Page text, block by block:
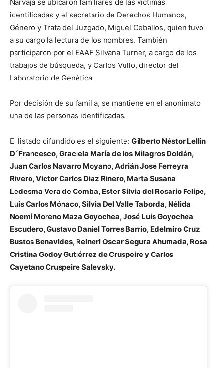
Narvaja se ubicaron familiares de las víctimas
identificadas y el secretario de Derechos Humanos,
Género y Trata del Juzgado, Miguel Ceballos, quien tuvo
a su cargo la lectura de los nombres. También
participaron por el EAAF Silvana Turner, a cargo de los
trabajos de búsqueda, y Carlos Vullo, director del
Laboratorio de Genética.
Por decisión de su familia, se mantiene en el anonimato
una de las personas identificadas.
El listado difundido es el siguiente: Gilberto Néstor Lellin
D´Francesco, Graciela María de los Milagros Doldán,
Juan Carlos Navarro Moyano, Adrián José Ferreyra
Rivero, Víctor Carlos Diaz Rinero, Marta Susana
Ledesma Vera de Comba, Ester Silvia del Rosario Felipe,
Luis Carlos Mónaco, Silvia Del Valle Taborda, Nélida
Noemí Moreno Maza Goyochea, José Luis Goyochea
Escudero, Gustavo Daniel Torres Barrio, Edelmiro Cruz
Bustos Benavides, Reineri Oscar Segura Ahumada, Rosa
Cristina Godoy Gutiérrez de Cruspeire y Carlos
Cayetano Cruspeire Salevsky.